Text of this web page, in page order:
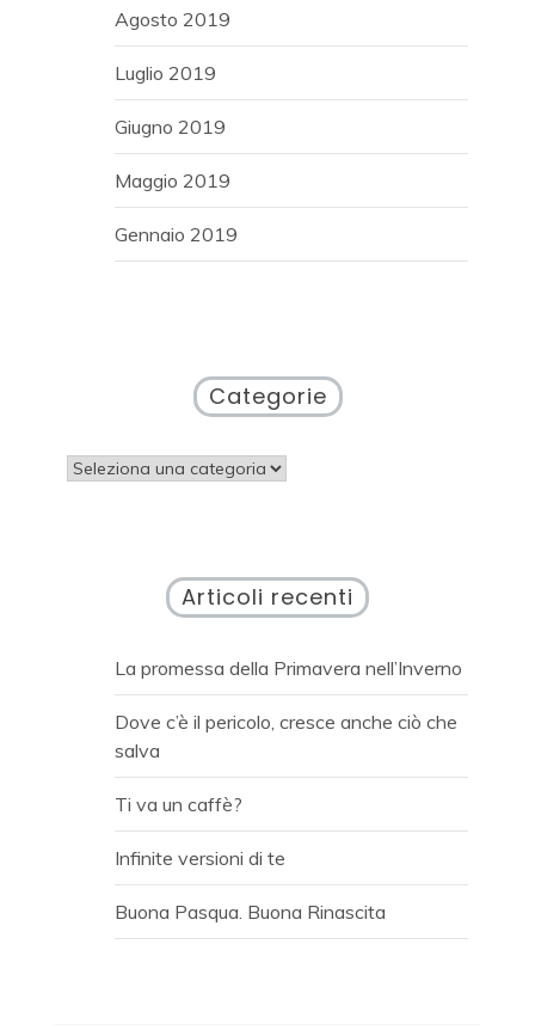
Agosto 2019
Luglio 2019
Giugno 2019
Maggio 2019
Gennaio 2019
Categorie
Categorie
Articoli recenti
La promessa della Primavera nell’Inverno
Dove c’è il pericolo, cresce anche ciò che
salva
Ti va un caffè?
Infinite versioni di te
Buona Pasqua. Buona Rinascita